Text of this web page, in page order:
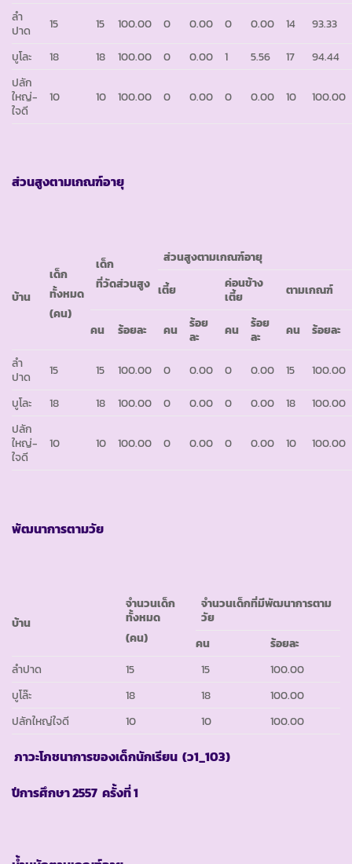
ลำ
ปาด
15 15 100.00 0 0.00 0 0.00 14
93.33
บูโละ
18 18 100.00 0 0.00 1 5.56 17
94.44
ปลัก
ใหญ่-
ใจดี
10 10 100.00 0 0.00 0 0.00 10 100.00
ส่วนสูงตามเกณฑ์อายุ
บ้าน
เด็ก
ทั้งหมด
(คน)
เด็ก
ที่วัดส่วนสูง
ส่วนสูงตามเกณฑ์อายุ
เตี้ย
ค่อนข้าง
เตี้ย
ตามเกณฑ์
คน ร้อยละ คน
ร้อย
ละ
คน
ร้อย
ละ
คน
ร้อยละ
ลำ
ปาด
15 15 100.00 0 0.00 0 0.00 15
100.00
บูโละ
18 18 100.00 0 0.00 0 0.00 18
100.00
ปลัก
ใหญ่-
ใจดี
10 10 100.00 0 0.00 0 0.00 10 100.00
พัฒนาการตามวัย
บ้าน
จำนวนเด็ก
ทั้งหมด
(คน)
จำนวนเด็กที่มีพัฒนาการตาม
วัย
คน
ร้อยละ
ลำปาด
15 15
100.00
บูโล๊ะ
18 18
100.00
ปลักใหญ่ใจดี
10 10 100.00
ภาวะโภชนาการของเด็กนักเรียน (ว1_103)
ปีการศึกษา2557 ครั้งที่ 1